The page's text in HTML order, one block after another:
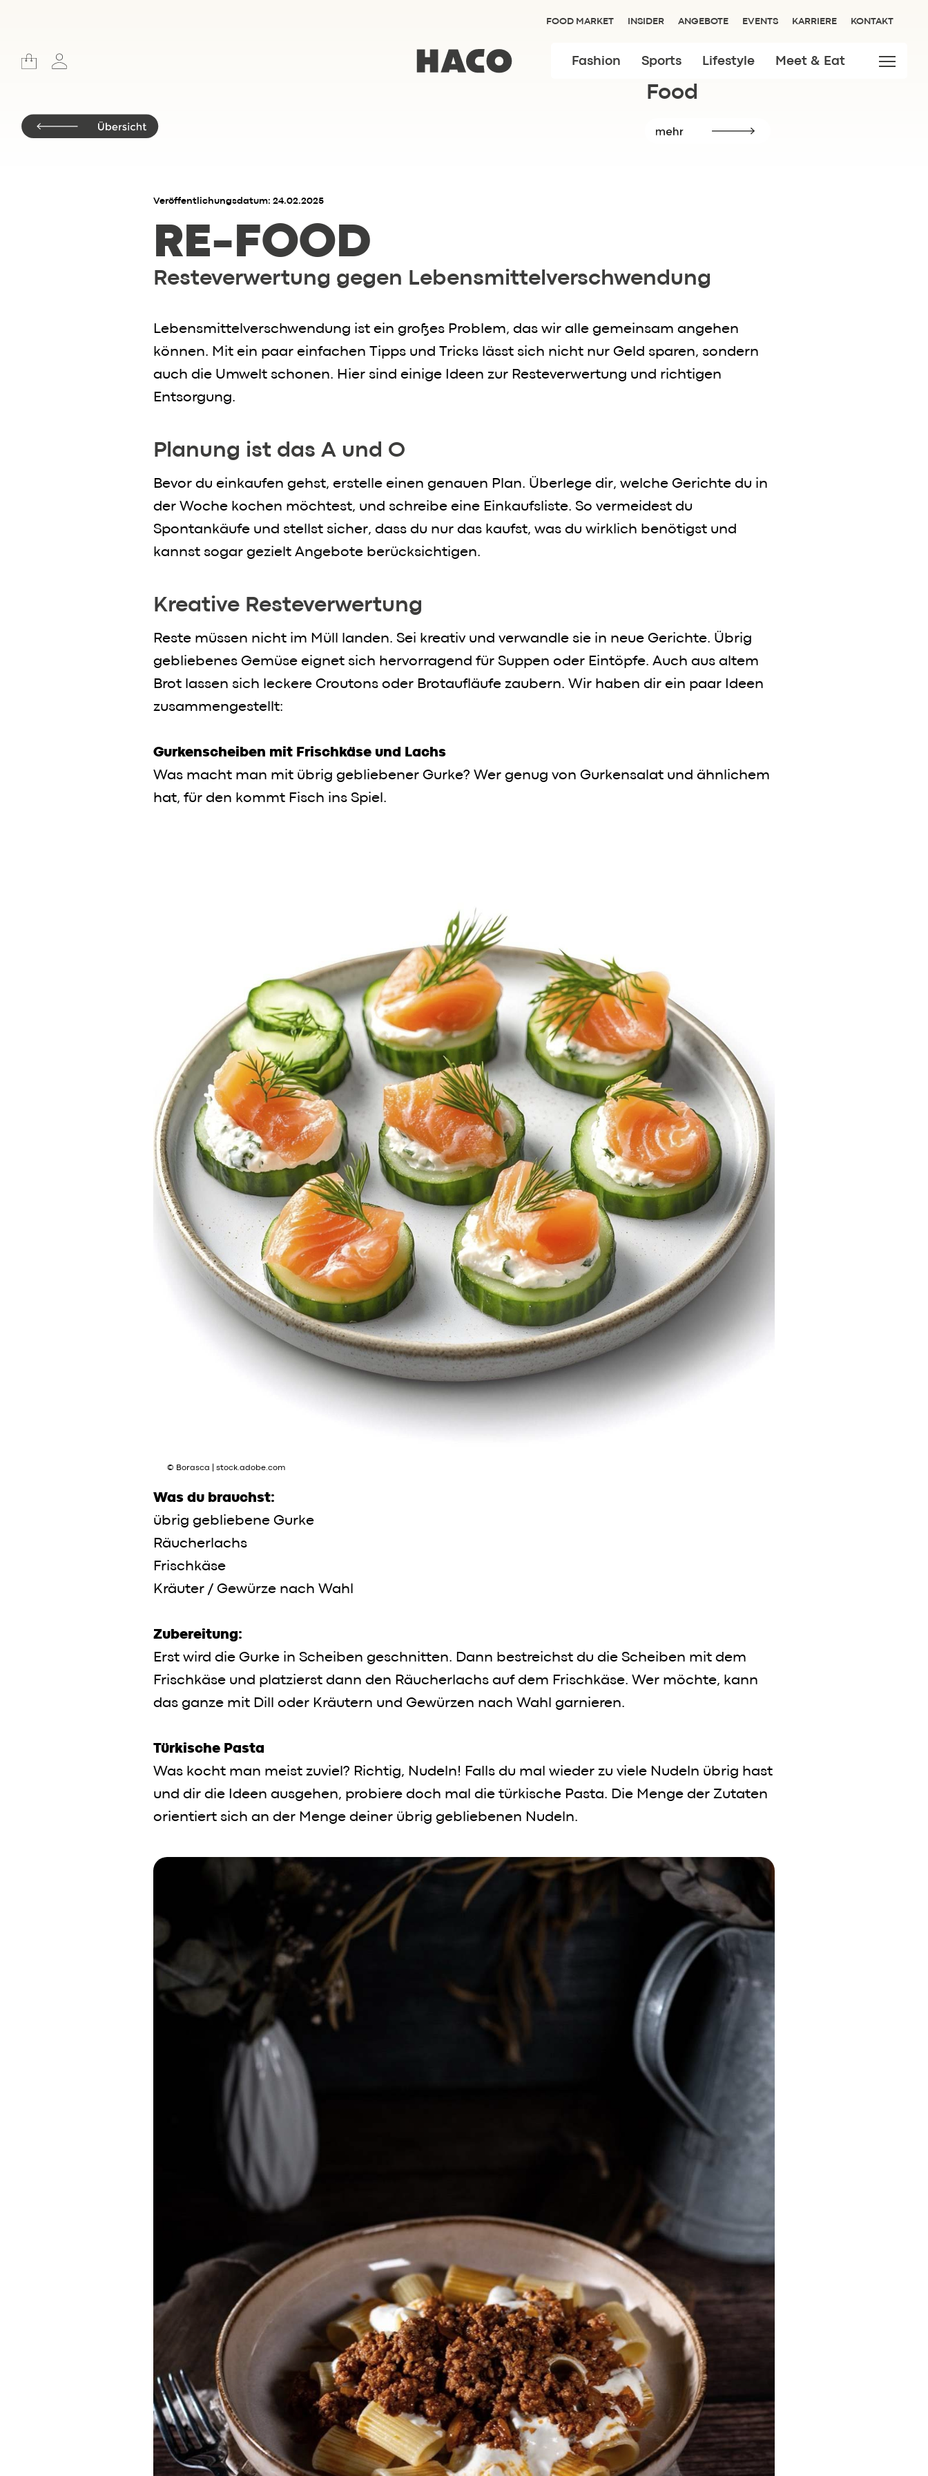
FOOD MARKET INSIDER ANGEBOTE EVENTS KARRIERE KONTAKT
Fashion Sports Lifestyle Meet & Eat
Marken
Insider.BLOG
Rezepte
Gutscheine
Vorbestell­service
Daten & Fakten
Food
Veröffentlichungsdatum: 24.02.2025
RE-FOOD
Resteverwertung gegen Lebensmittelverschwendung
Lebensmittelverschwendung ist ein großes Problem, das wir alle gemeinsam angehen
können. Mit ein paar einfachen Tipps und Tricks lässt sich nicht nur Geld sparen, sondern
auch die Umwelt schonen. Hier sind einige Ideen zur Resteverwertung und richtigen
Entsorgung.
Planung ist das A und O
Bevor du einkaufen gehst, erstelle einen genauen Plan. Überlege dir, welche Gerichte du in
der Woche kochen möchtest, und schreibe eine Einkaufsliste. So vermeidest du
Spontankäufe und stellst sicher, dass du nur das kaufst, was du wirklich benötigst und
kannst sogar gezielt Angebote berücksichtigen.
Kreative Resteverwertung
Reste müssen nicht im Müll landen. Sei kreativ und verwandle sie in neue Gerichte. Übrig
gebliebenes Gemüse eignet sich hervorragend für Suppen oder Eintöpfe. Auch aus altem
Brot lassen sich leckere Croutons oder Brotaufläufe zaubern. Wir haben dir ein paar Ideen
zusammengestellt:
Gurkenscheiben mit Frischkäse und Lachs
Was macht man mit übrig gebliebener Gurke? Wer genug von Gurkensalat und ähnlichem
hat, für den kommt Fisch ins Spiel.
© Borasca | stock.adobe.com
Was du brauchst:
übrig gebliebene Gurke
Räucherlachs
Frischkäse
Kräuter / Gewürze nach Wahl
Zubereitung:
Erst wird die Gurke in Scheiben geschnitten. Dann bestreichst du die Scheiben mit dem
Frischkäse und platzierst dann den Räucherlachs auf dem Frischkäse. Wer möchte, kann
das ganze mit Dill oder Kräutern und Gewürzen nach Wahl garnieren.
Türkische Pasta
Was kocht man meist zuviel? Richtig, Nudeln! Falls du mal wieder zu viele Nudeln übrig hast
und dir die Ideen ausgehen, probiere doch mal die türkische Pasta. Die Menge der Zutaten
orientiert sich an der Menge deiner übrig gebliebenen Nudeln.